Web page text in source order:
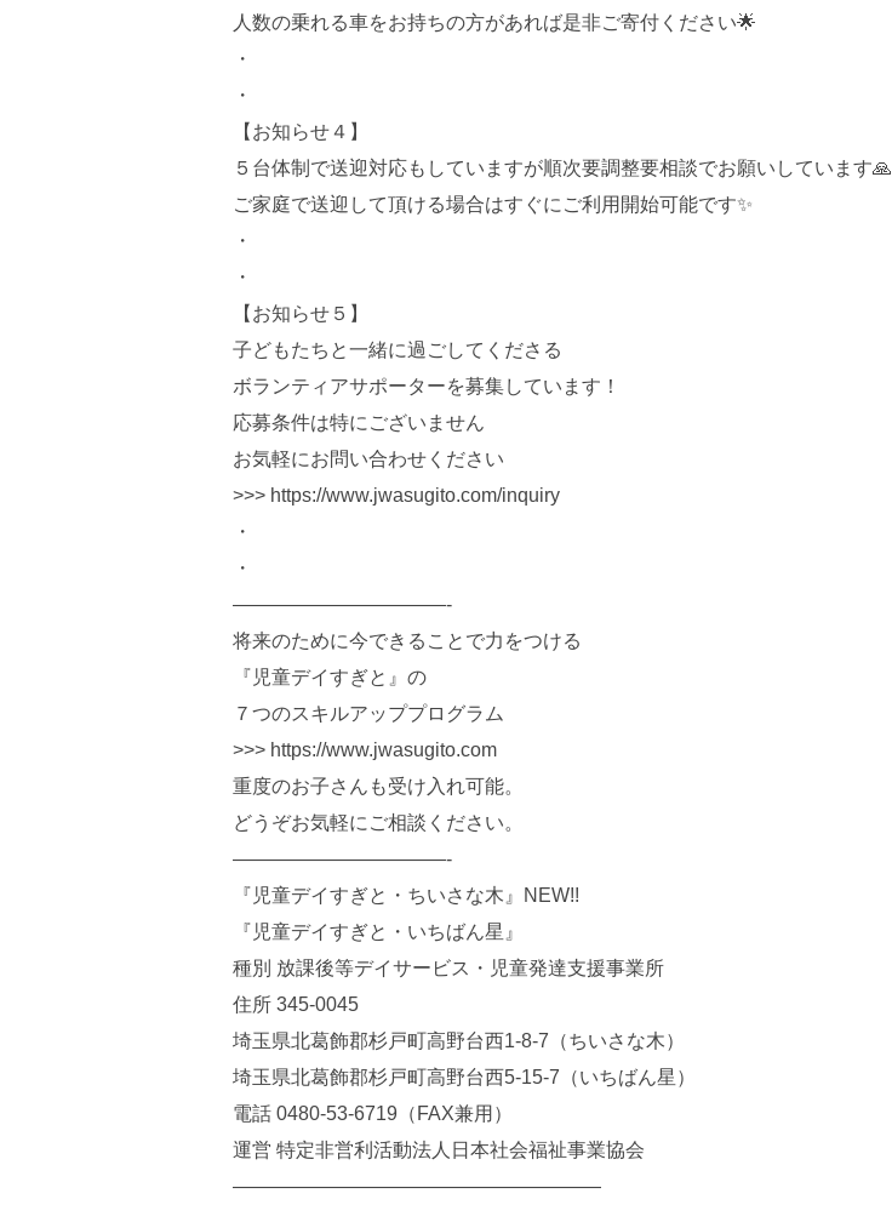
人数の乗れる車をお持ちの方があれば是非ご寄付ください🌟
・
・
【お知らせ４】
５台体制で送迎対応もしていますが順次要調整要相談でお願いしています🙏
ご家庭で送迎して頂ける場合はすぐにご利用開始可能です✨
・
・
【お知らせ５】
子どもたちと一緒に過ごしてくださる
ボランティアサポーターを募集しています！
応募条件は特にございません
お気軽にお問い合わせください
>>> https://www.jwasugito.com/inquiry
・
・
———————————-
将来のために今できることで力をつける
『児童デイすぎと』の
７つのスキルアッププログラム
>>> https://www.jwasugito.com
重度のお子さんも受け入れ可能。
どうぞお気軽にご相談ください。
———————————-
『児童デイすぎと・ちいさな木』NEW!!
『児童デイすぎと・いちばん星』
種別 放課後等デイサービス・児童発達支援事業所
住所 345-0045
埼玉県北葛飾郡杉戸町高野台西1-8-7（ちいさな木）
埼玉県北葛飾郡杉戸町高野台西5-15-7（いちばん星）
電話 0480-53-6719（FAX兼用）
運営 特定非営利活動法人日本社会福祉事業協会
———————————————————